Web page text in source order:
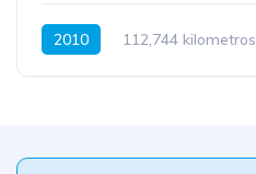
2010 112,744 kilometros